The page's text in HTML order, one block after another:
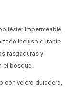
impermeable,
incluso durante
rasgaduras y
el bosque.
con velcro duradero,